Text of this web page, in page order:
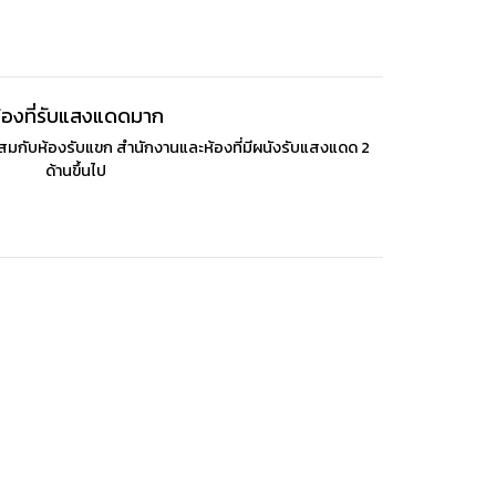
งที่รับแสงแดดมาก
มกับห้องรับแขก สำนักงานและห้องที่มีผนังรับแสงแดด 2
ด้านขึ้นไป